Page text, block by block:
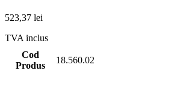
523,37 lei
TVA inclus
Cod
Produs
18.560.02